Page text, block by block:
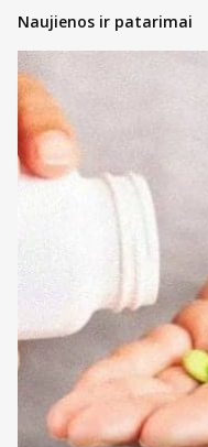
Naujienos ir patarimai